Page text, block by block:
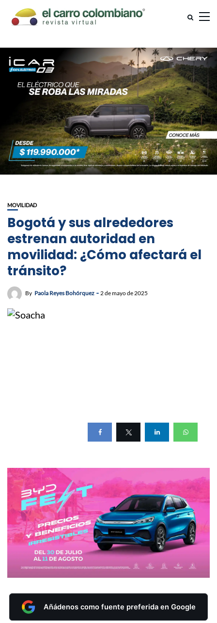
MOVILIDAD
Bogotá y sus alrededores
estrenan autoridad en
movilidad: ¿Cómo afectará el
tránsito?
By Paola Reyes Bohórquez 2 de mayo de 2025
Añádenos como fuente preferida en Google